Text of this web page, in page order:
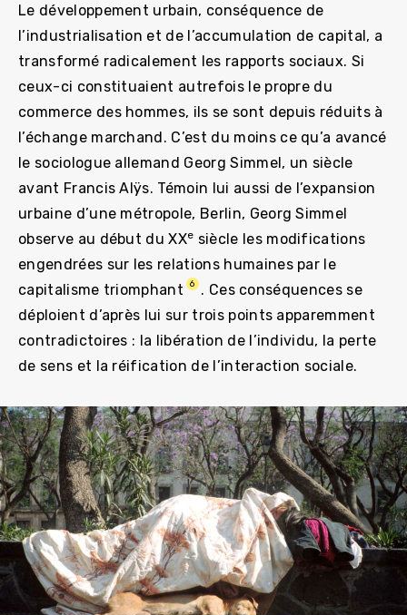
Le développement urbain, conséquence de
l’industrialisation et de l’accumulation de capital, a
transformé radicalement les rapports sociaux. Si
ceux-ci constituaient autrefois le propre du
commerce des hommes, ils se sont depuis réduits à
l’échange marchand. C’est du moins ce qu’a avancé
le sociologue allemand Georg Simmel, un siècle
avant Francis Alÿs. Témoin lui aussi de l’expansion
urbaine d’une métropole, Berlin, Georg Simmel
observe au début du XXe siècle les modifications
engendrées sur les relations humaines par le
capitalisme triomphant
6
. Ces conséquences se
déploient d’après lui sur trois points apparemment
contradictoires : la libération de l’individu, la perte
de sens et la réification de l’interaction sociale.